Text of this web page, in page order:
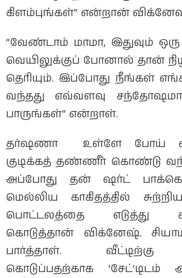
கிளம்புங்கள்” என்றான்
“வேண்டாம் மாமா, இதுவும் ஒரு
வெயிலுக்குப் போனால் தான்
தெரியும். இப்போது நீங்கள்
வந்தது எவ்வளவு
பாருங்கள்” என்றாள்.
தர்ஷணா உள்ளே போய்
குடிக்கத் தண்ணீர் கொண்டு
அப்போது தன் ஷர்ட்
மெல்லிய காகிதத்தில்
பொட்டலத்தை எடுத்து
கொடுத்தான் விக்னேஷ்.
பார்த்தாள்.
கொடுப்பதற்காக